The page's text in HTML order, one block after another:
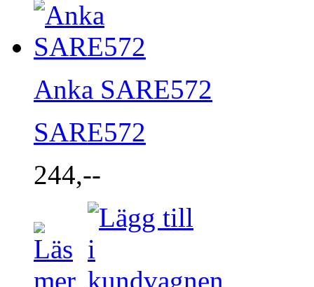
Anka SARE572
SARE572
244,--